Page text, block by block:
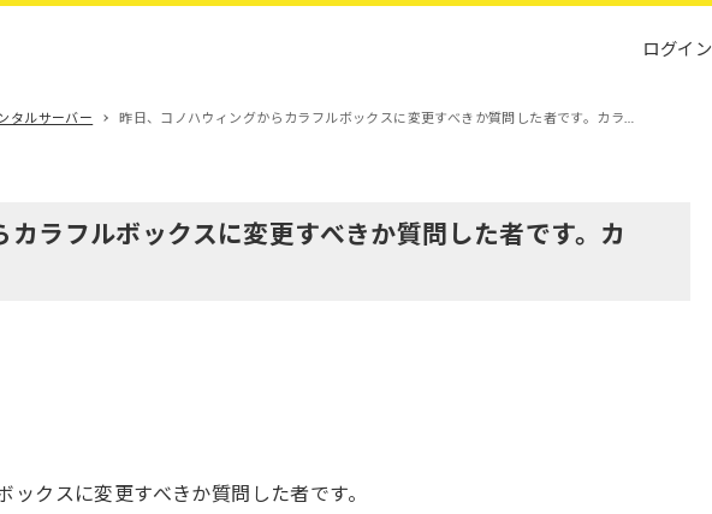
ログイン
タルサーバー 昨日、コノハウィングからカラフルボックスに変更すべきか質問した者です。カラ…
ラフルボックスに変更すべきか質問した者です。カ
クスに変更すべきか質問した者です。